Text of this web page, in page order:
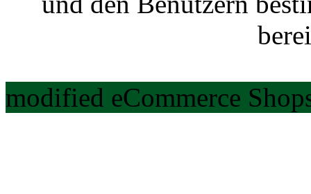
modified eCommerce